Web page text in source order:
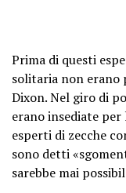
Prima di questi
solitaria non erano
Dixon. Nel giro di
erano insediate
esperti di zecche
sono detti
sarebbe mai